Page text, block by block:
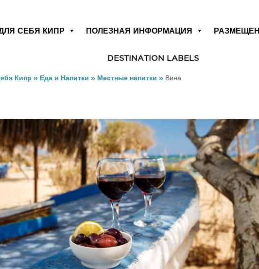
СЕБЯ КИПР ПОЛЕЗНАЯ ИНФОРМАЦИЯ
DESTINATION LABELS
Кипр » Еда и Напитки » Местные напитки » Вина